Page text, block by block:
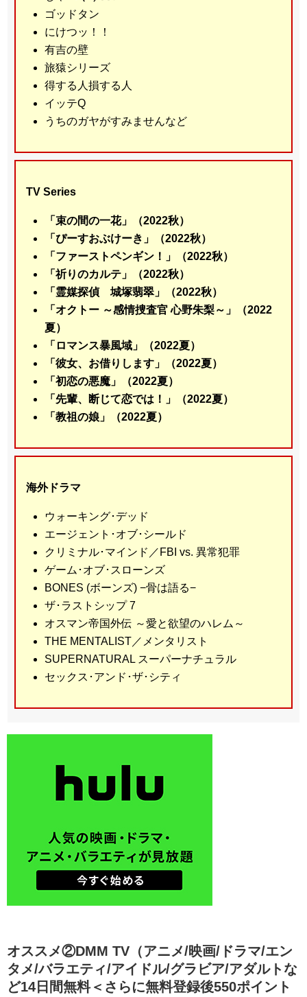
ゴッドタン
にけつッ！！
有吉の壁
旅猿シリーズ
得する人損する人
イッテQ
うちのガヤがすみませんなど
TV Series
「束の間の一花」（2022秋）
「ぴーすおぶけーき」（2022秋）
「ファーストペンギン！」（2022秋）
「祈りのカルテ」（2022秋）
「霊媒探偵 城塚翡翠」（2022秋）
「オクトー ～感情捜査官 心野朱梨～」（2022
夏）
「ロマンス暴風域」（2022夏）
「彼女、お借りします」（2022夏）
「初恋の悪魔」（2022夏）
「先輩、断じて恋では！」（2022夏）
「教祖の娘」（2022夏）
海外ドラマ
ウォーキング･デッド
エージェント･オブ･シールド
クリミナル･マインド／FBI vs. 異常犯罪
ゲーム･オブ･スローンズ
BONES (ボーンズ) −骨は語る−
ザ･ラストシップ 7
オスマン帝国外伝 ～愛と欲望のハレム～
THE MENTALIST／メンタリスト
SUPERNATURAL スーパーナチュラル
セックス･アンド･ザ･シティ
オススメ②DMM TV（アニメ/映画/ドラマ/エン
タメ/バラエティ/アイドル/グラビア/アダルトな
ど14日間無料＜さらに無料登録後550ポイント